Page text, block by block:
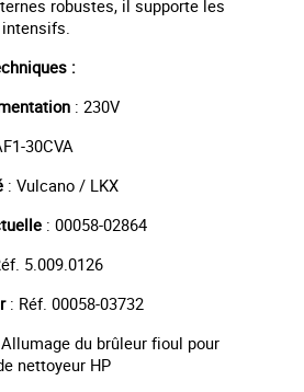
robustes, il supporte les
:
: 230V
30CVA
: Vulcano / LKX
: 00058-02864
5.009.0126
: Réf. 00058-03732
du brûleur fioul pour
nettoyeur HP